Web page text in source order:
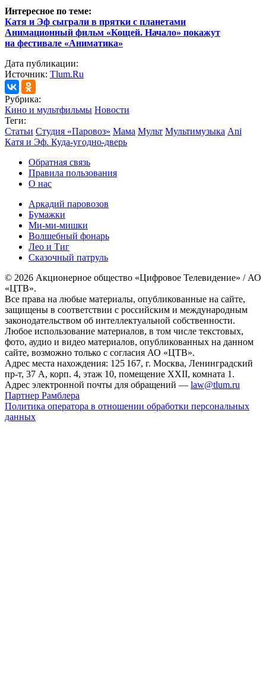
Интересное по теме:
Катя и Эф сыграли в прятки с планетами
Анимационный фильм «Кощей. Начало» покажут
на фестивале «Аниматика»
Дата публикации:
Источник: Tlum.Ru
Рубрика:
Кино и мультфильмы Новости
Теги:
Статьи Студия «Паровоз» Мама Мульт Мультимузыка Ani
Катя и Эф. Куда-угодно-дверь
Обратная связь
Правила пользования
О нас
Аркадий паровозов
Бумажки
Ми-ми-мишки
Волшебный фонарь
Лео и Тиг
Сказочный патруль
© 2026 Акционерное общество «Цифровое Телевидение» / АО
«ЦТВ».
Все права на любые материалы, опубликованные на сайте,
защищены в соответствии с российским и международным
законодательством об интеллектуальной собственности.
Любое использование материалов, в том числе текстовых,
фото, аудио и видео материалов, опубликованных на данном
сайте, возможно только с согласия АО «ЦТВ».
Адрес места нахождения: 125 167, г. Москва, Ленинградский
пр-т, 37 А, корп. 4, этаж 10, помещение XXII, комната 1.
Адрес электронной почты для обращений — law@tlum.ru
Партнер Рамблера
Политика оператора в отношении обработки персональных
данных